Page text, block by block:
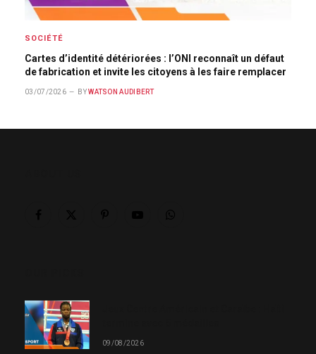
SOCIÉTÉ
Cartes d’identité détériorées : l’ONI reconnaît un défaut
de fabrication et invite les citoyens à les faire remplacer
03/07/2026 BY WATSON AUDIBERT
09/08/2026